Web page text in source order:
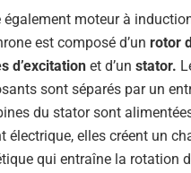
également moteur à
est composé d’un rotor
d’excitation et d’un stator.
sont séparés par un
du stator sont
électrique, elles créent un
qui entraîne la rotation